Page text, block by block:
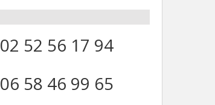
02 52 56 17 94
06 58 46 99 65